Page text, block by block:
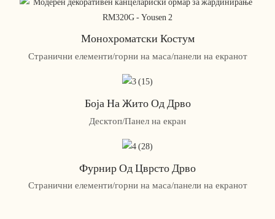
Монохроматски Костум
Странични елементи/горни на маса/панели на екранот
Боја На Жито Од Дрво
Десктоп/Панел на екран
Фурнир Од Цврсто Дрво
Странични елементи/горни на маса/панели на екранот